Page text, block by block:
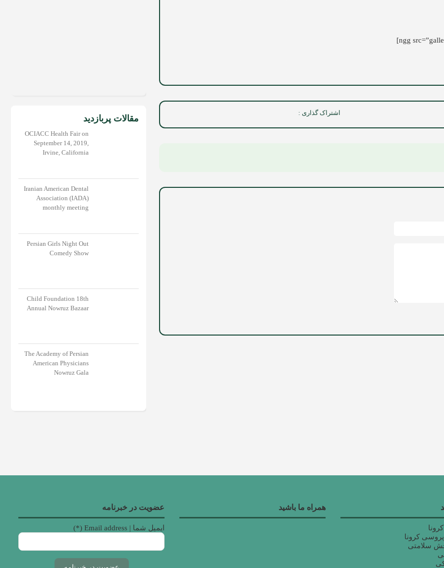
اشتراک گذاری :
مقالات پربازدید
OCIACC Health Fair on
September 14, 2019,
Irvine, California
Iranian American Dental
Association (IADA)
monthly meeting
Persian Girls Night Out
Comedy Show
Child Foundation 18th
Annual Nowruz Bazaar
The Academy of Persian
American Physicians
Nowruz Gala
کرونا
سلامتی
همراه ما باشید عضویت در خبرنامه
ایمیل شما | Email address (*)